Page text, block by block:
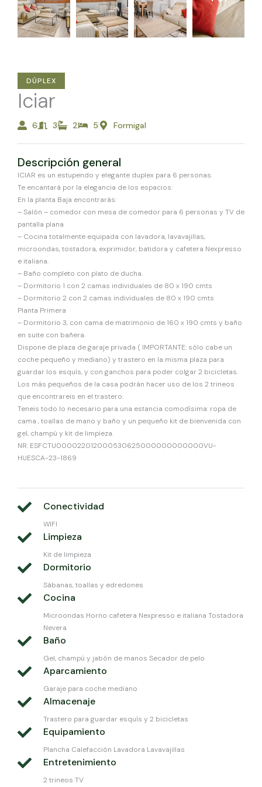
DÚPLEX
Iciar
6 3 2 5 Formigal
Descripción general
ICIAR es un estupendo y elegante duplex para 6 personas.
Te encantará por la elegancia de los espacios:
En la planta Baja encontrarás:
– Salón – comedor con mesa de comedor para 6 personas y TV de
pantalla plana
– Cocina totalmente equipada con lavadora, lavavajillas,
microondas, tostadora, exprimidor, batidora y cafetera Nexpresso
e italiana.
– Baño completo con plato de ducha.
– Dormitorio 1 con 2 camas individuales de 80 x 190 cmts
– Dormitorio 2 con 2 camas individuales de 80 x 190 cmts
Planta Primera
– Dormitorio 3, con cama de matrimonio de 160 x 190 cmts y baño
en suite con bañera.
Dispone de plaza de garaje privada ( IMPORTANTE: sólo cabe un
coche pequeño y mediano) y trastero en la misma plaza para
guardar los esquís, y con ganchos para poder colgar 2 bicicletas.
Los más pequeños de la casa podrán hacer uso de los 2 trineos
que encontrareis en el trastero.
Teneis todo lo necesario para una estancia comodísima: ropa de
cama , toallas de mano y baño y un pequeño kit de bienvenida con
gel, champú y kit de limpieza.
NR: ESFCTU000022012000530625000000000000VU-
HUESCA-23-1869
Conectividad
WIFI
Limpieza
Kit de limpieza
Dormitorio
Sábanas, toallas y edredones
Cocina
Microondas Horno cafetera Nexpresso e italiana Tostadora
Nevera
Baño
Gel, champú y jabón de manos Secador de pelo
Aparcamiento
Garaje para coche mediano
Almacenaje
Trastero para guardar esquís y 2 bicicletas
Equipamiento
Plancha Calefacción Lavadora Lavavajillas
Entretenimiento
2 trineos TV